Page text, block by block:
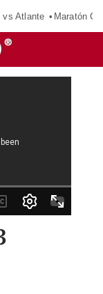
vs Atlante Maratón